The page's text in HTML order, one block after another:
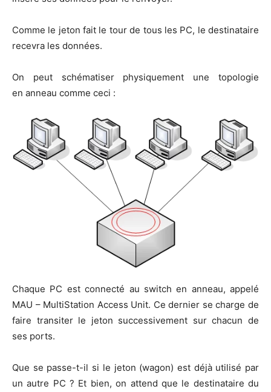
Comme le jeton fait le tour de tous les PC, le des­ti­na­taire
rece­vra les données.
On peut sché­ma­ti­ser phy­si­que­ment une topo­lo­gie
en anneau comme ceci :
Chaque PC est connec­té au switch en anneau, appe­lé
MAU – Mul­ti­Sta­tion Access Unit. Ce der­nier se charge de
faire tran­si­ter le jeton suc­ces­si­ve­ment sur cha­cun de
ses ports.
Que se passe-t-il si le jeton (wagon) est déjà uti­li­sé par
un autre PC ? Et bien, on attend que le des­ti­na­taire du